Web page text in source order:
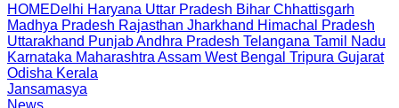
HOMEDelhi Haryana Uttar Pradesh Bihar Chhattisgarh
Madhya Pradesh Rajasthan Jharkhand Himachal Pradesh
Uttarakhand PunjabAndhra Pradesh Telangana Tamil Nadu
Karnataka Maharashtra Assam West Bengal Tripura Gujarat
Odisha Kerala
Jansamasya
News